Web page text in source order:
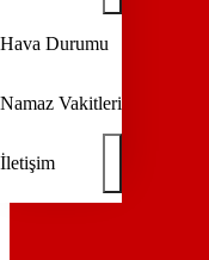
Hava Durumu
Namaz Vakitleri
İletişim
REKLAM